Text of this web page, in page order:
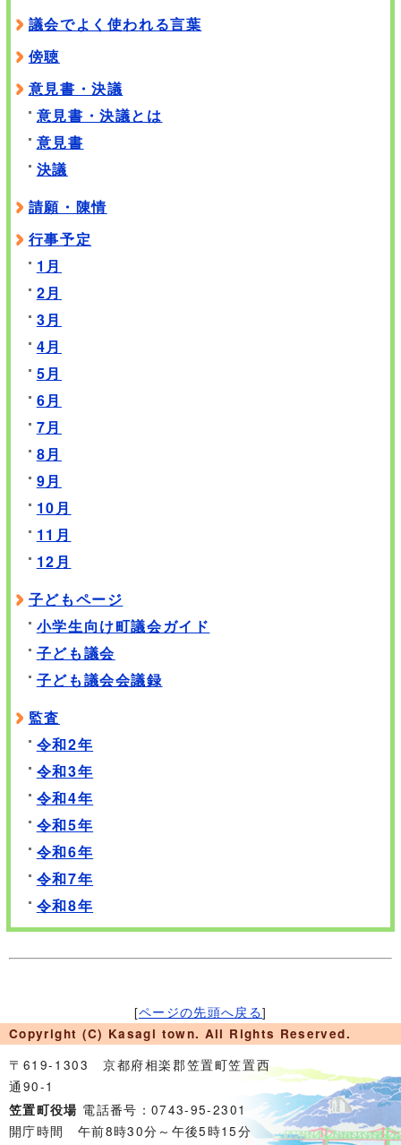
議会でよく使われる言葉
傍聴
意見書・決議
意見書・決議とは
意見書
決議
請願・陳情
行事予定
1月
2月
3月
4月
5月
6月
7月
8月
9月
10月
11月
12月
子どもページ
小学生向け町議会ガイド
子ども議会
子ども議会会議録
監査
令和2年
令和3年
令和4年
令和5年
令和6年
令和7年
令和8年
[ページの先頭へ戻る]
Copyright (C) Kasagi town. All Rights Reserved.
〒619-1303 京都府相楽郡笠置町笠置西
通90-1
笠置町役場 電話番号：0743-95-2301
開庁時間 午前8時30分～午後5時15分